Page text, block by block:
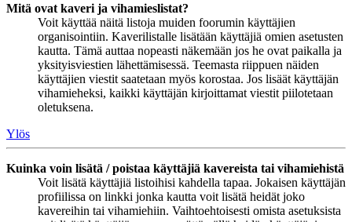
Mitä ovat kaveri ja vihamieslistat?
Voit käyttää näitä listoja muiden foorumin käyttäjien
organisointiin. Kaverilistalle lisätään käyttäjiä omien asetusten
kautta. Tämä auttaa nopeasti näkemään jos he ovat paikalla ja
yksityisviestien lähettämisessä. Teemasta riippuen näiden
käyttäjien viestit saatetaan myös korostaa. Jos lisäät käyttäjän
vihamieheksi, kaikki käyttäjän kirjoittamat viestit piilotetaan
oletuksena.
Ylös
Kuinka voin lisätä / poistaa käyttäjiä kavereista tai vihamiehistä
Voit lisätä käyttäjiä listoihisi kahdella tapaa. Jokaisen käyttäjän
profiilissa on linkki jonka kautta voit lisätä heidät joko
kavereihin tai vihamiehiin. Vaihtoehtoisesti omista asetuksista